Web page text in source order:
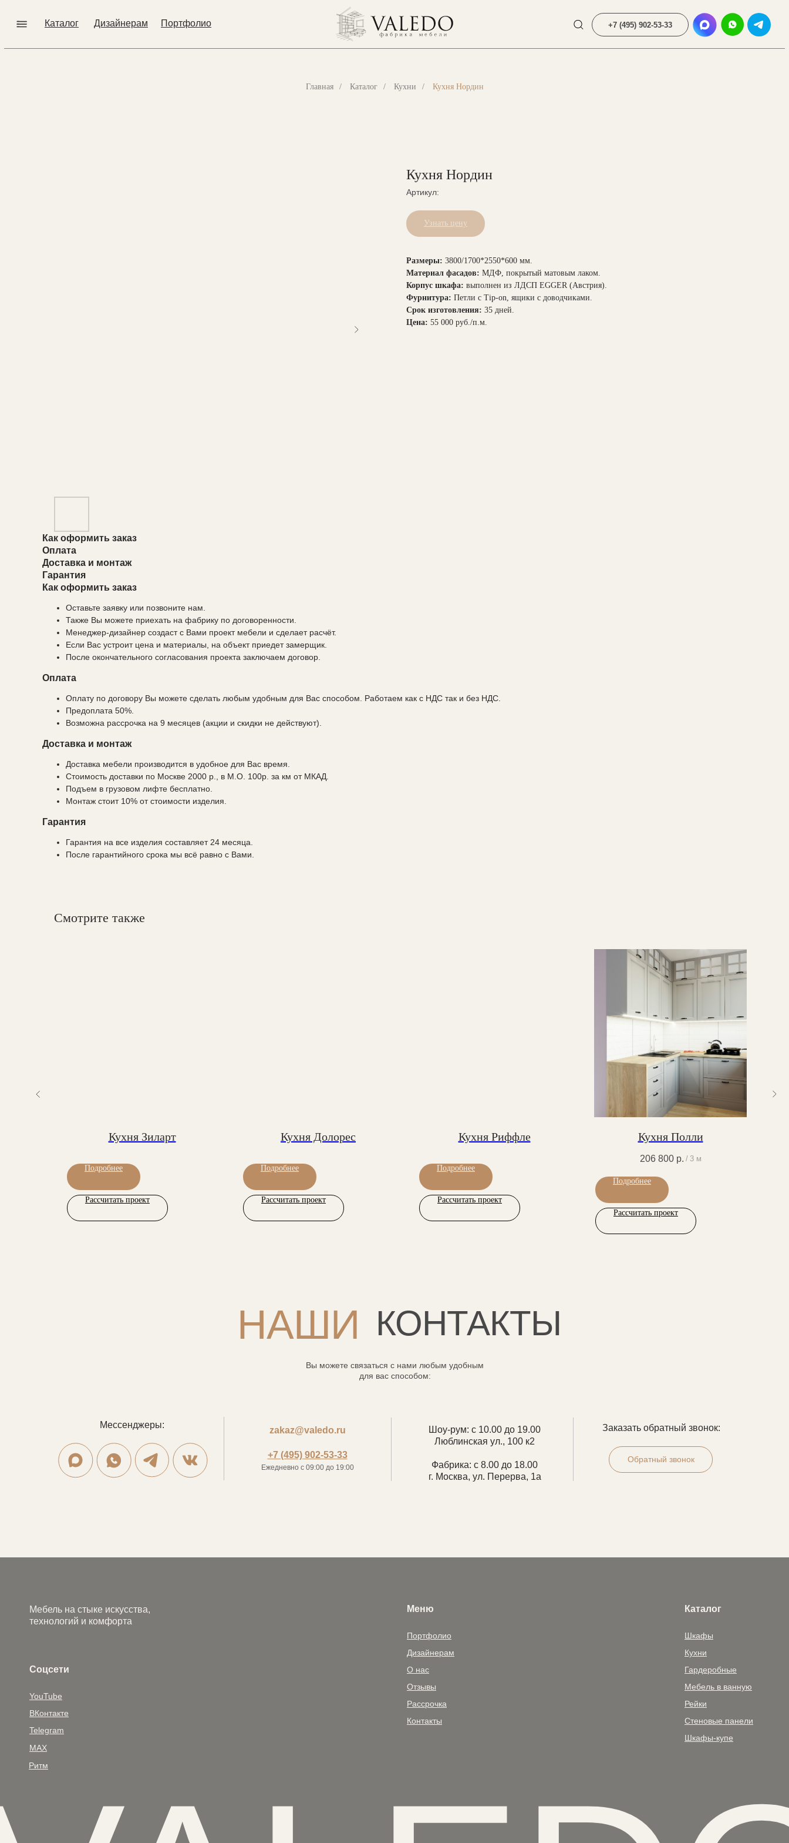
Каталог Дизайнерам Портфолио +7 (495) 902-53-33
Главная / Каталог / Кухни / Кухня Нордин
Кухня Нордин
Артикул:
Узнать цену
Размеры: 3800/1700*2550*600 мм.
Материал фасадов: МДФ, покрытый матовым лаком.
Корпус шкафа: выполнен из ЛДСП EGGER (Австрия).
Фурнитура: Петли с Tip-on, ящики с доводчиками.
Срок изготовления: 35 дней.
Цена: 55 000 руб./п.м.
Как оформить заказ
Оплата
Доставка и монтаж
Гарантия
Как оформить заказ
Оставьте заявку или позвоните нам.
Также Вы можете приехать на фабрику по договоренности.
Менеджер-дизайнер создаст с Вами проект мебели и сделает расчёт.
Если Вас устроит цена и материалы, на объект приедет замерщик.
После окончательного согласования проекта заключаем договор.
Оплата
Оплату по договору Вы можете сделать любым удобным для Вас способом. Работаем как с НДС так и без НДС.
Предоплата 50%.
Возможна рассрочка на 9 месяцев (акции и скидки не действуют).
Доставка и монтаж
Доставка мебели производится в удобное для Вас время.
Стоимость доставки по Москве 2000 р., в М.О. 100р. за км от МКАД.
Подъем в грузовом лифте бесплатно.
Монтаж стоит 10% от стоимости изделия.
Гарантия
Гарантия на все изделия составляет 24 месяца.
После гарантийного срока мы всё равно с Вами.
Смотрите также
Кухня Зиларт
Подробнее
Рассчитать проект
Кухня Долорес
Подробнее
Рассчитать проект
Кухня Риффле
Подробнее
Рассчитать проект
Кухня Полли
206 800 р. / 3 м
Подробнее
Рассчитать проект
НАШИ КОНТАКТЫ
Вы можете связаться с нами любым удобным
для вас способом:
Шоу-рум: с 10.00 до 19.00
Люблинская ул., 100 к2
Фабрика: с 8.00 до 18.00
г. Москва, ул. Перерва, 1а
Заказать обратный звонок:
Ежедневно с 09:00 до 19:00
+7 (495) 902-53-33
zakaz@valedo.ru
Мессенджеры:
Обратный звонок
О нас
Шкафы
Каталог
Меню
Мебель на стыке искусства,
технологий и комфорта
Портфолио
Гардеробные
Рассрочка
Кухни
Отзывы
Рейки
Дизайнерам
Стеновые панели
Шкафы-купе
Контакты
Мебель в ванную
Telegram
MAX
Соцсети
YouTube
ВКонтакте
Ритм